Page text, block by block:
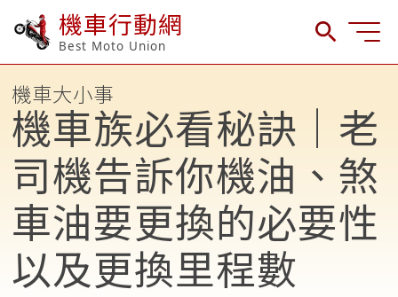
機車行動網
Best Moto Union
機車大小事
機車族必看秘訣｜老
司機告訴你機油、煞
車油要更換的必要性
以及更換里程數